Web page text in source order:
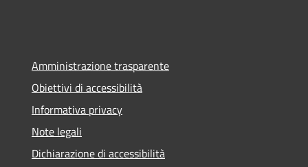
Amministrazione trasparente
Obiettivi di accessibilità
Informativa privacy
Note legali
Dichiarazione di accessibilità